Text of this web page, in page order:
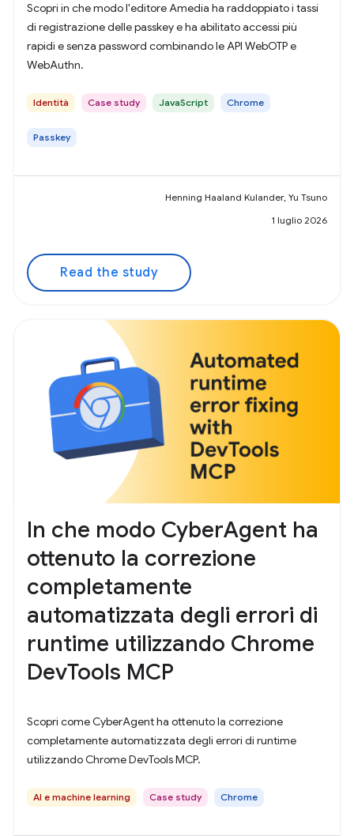
Scopri in che modo l'editore Amedia ha raddoppiato i tassi
di registrazione delle passkey e ha abilitato accessi più
rapidi e senza password combinando le API WebOTP e
WebAuthn.
Identità Case study JavaScript Chrome
Passkey
Henning Haaland Kulander, Yu Tsuno
1 luglio 2026
Read the study
In che modo CyberAgent ha
ottenuto la correzione
completamente
automatizzata degli errori di
runtime utilizzando Chrome
DevTools MCP
Scopri come CyberAgent ha ottenuto la correzione
completamente automatizzata degli errori di runtime
utilizzando Chrome DevTools MCP.
AI e machine learning Case study Chrome